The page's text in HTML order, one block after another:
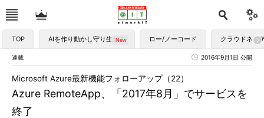
TOP AIを作り動かし守り生かす ロー/ノーコード クラウドネイ
連載 2016年9月1日 公開
Azure RemoteApp、「2017年8月」でサービスを
終了
Microsoft Azure最新機能フォローアップ（22）